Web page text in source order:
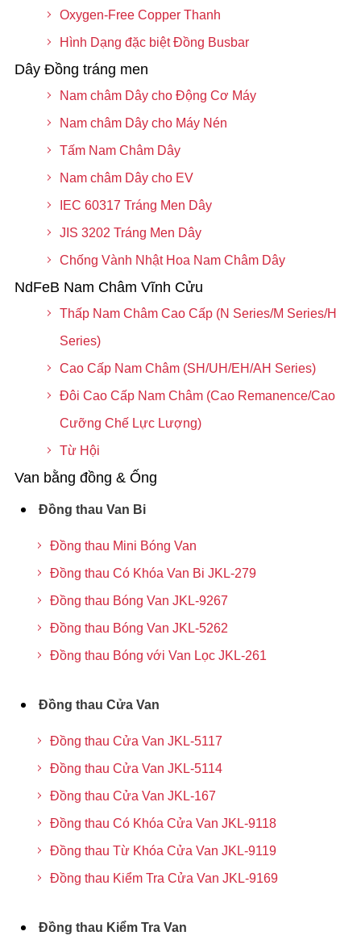
Oxygen-Free Copper Thanh
Hình Dạng đặc biệt Đồng Busbar
Dây Đồng tráng men
Nam châm Dây cho Động Cơ Máy
Nam châm Dây cho Máy Nén
Tấm Nam Châm Dây
Nam châm Dây cho EV
IEC 60317 Tráng Men Dây
JIS 3202 Tráng Men Dây
Chống Vành Nhật Hoa Nam Châm Dây
NdFeB Nam Châm Vĩnh Cửu
Thấp Nam Châm Cao Cấp (N Series/M Series/H
Series)
Cao Cấp Nam Châm (SH/UH/EH/AH Series)
Đôi Cao Cấp Nam Châm (Cao Remanence/Cao
Cưỡng Chế Lực Lượng)
Từ Hội
Van bằng đồng & Ống
Đồng thau Van Bi
Đồng thau Mini Bóng Van
Đồng thau Có Khóa Van Bi JKL-279
Đồng thau Bóng Van JKL-9267
Đồng thau Bóng Van JKL-5262
Đồng thau Bóng với Van Lọc JKL-261
Đồng thau Cửa Van
Đồng thau Cửa Van JKL-5117
Đồng thau Cửa Van JKL-5114
Đồng thau Cửa Van JKL-167
Đồng thau Có Khóa Cửa Van JKL-9118
Đồng thau Từ Khóa Cửa Van JKL-9119
Đồng thau Kiểm Tra Cửa Van JKL-9169
Đồng thau Kiểm Tra Van